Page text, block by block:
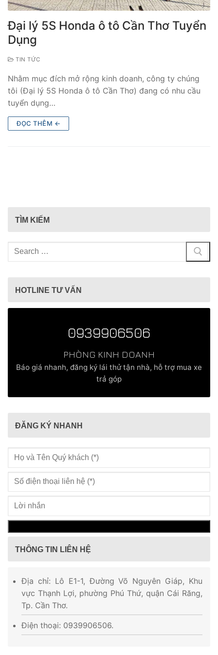
Đại lý 5S Honda ô tô Cần Thơ Tuyển
Dụng
TIN TỨC
Nhằm mục đích mở rộng kinh doanh, công ty chúng
tôi (Đại lý 5S Honda ô tô Cần Thơ) đang có nhu cầu
tuyển dụng…
ĐỌC THÊM ←
TÌM KIẾM
Tìm
kiếm
HOTLINE TƯ VẤN
0939906506
PHÒNG KINH DOANH
Báo giá nhanh, đăng ký lái thử tận nhà, hỗ trợ mua xe
trả góp
ĐĂNG KÝ NHANH
THÔNG TIN LIÊN HỆ
Địa chỉ: Lô E1-1, Đường Võ Nguyên Giáp, Khu
vực Thạnh Lợi, phường Phú Thứ, quận Cái Răng,
Tp. Cần Thơ.
Điện thoại: 0939906506.